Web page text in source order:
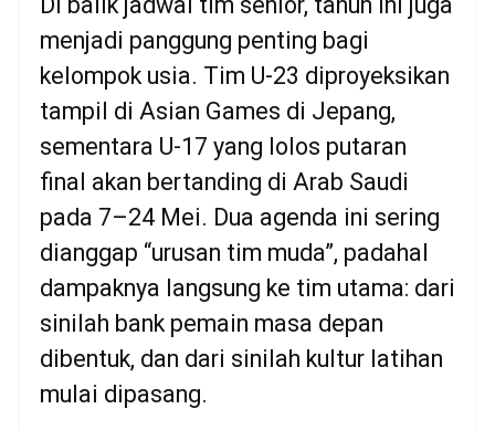
menjadi panggung penting bagi
kelompok usia. Tim U-23 diproyeksikan
tampil di Asian Games di Jepang,
sementara U-17 yang lolos putaran
final akan bertanding di Arab Saudi
pada 7–24 Mei. Dua agenda ini sering
dianggap “urusan tim muda”, padahal
dampaknya langsung ke tim utama: dari
sinilah bank pemain masa depan
dibentuk, dan dari sinilah kultur latihan
mulai dipasang.